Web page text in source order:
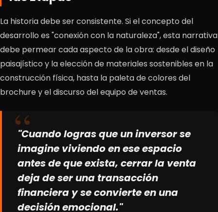
La historia debe ser consistente. Si el concepto del
desarrollo es "conexión con la naturaleza", esta narrativa
debe permear cada aspecto de la obra: desde el diseño
paisajístico y la elección de materiales sostenibles en la
construcción física, hasta la paleta de colores del
brochure y el discurso del equipo de ventas.
"Cuando logras que un inversor se
imagine viviendo en ese espacio
antes de que exista, cerrar la venta
deja de ser una transacción
financiera y se convierte en una
decisión emocional."